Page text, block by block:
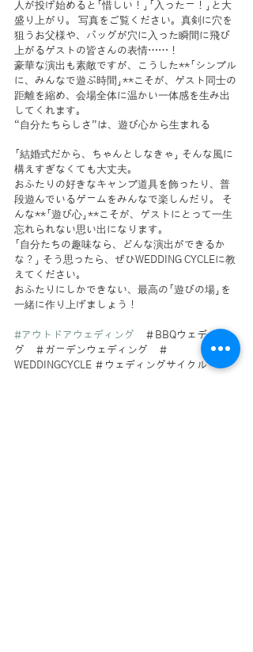
人が投げ始めると「惜しい！」「入ったー！」と大
盛り上がり。 写真をご覧ください。真剣に穴を
狙うお父様や、バッグが穴に入った瞬間に飛び
上がるゲストの皆さんの表情……！
豪華な演出も素敵ですが、こうした**「シンプル
に、みんなで遊ぶ時間」**こそが、ゲスト同士の
距離を縮め、会場全体に温かい一体感を生み出
してくれます。
“自分たちらしさ”は、遊び心から生まれる
「結婚式だから、ちゃんとしなきゃ」 そんな風に
構えすぎなくても大丈夫。
おふたりの好きなキャンプ道具を飾ったり、普
段遊んでいるゲームをみんなで楽しんだり。 そ
んな**「遊び心」**こそが、ゲストにとって一生
忘れられない思い出になります。
「自分たちの趣味なら、どんな演出ができるか
な？」 そう思ったら、ぜひWEDDING CYCLEに教
えてください。
おふたりにしかできない、最高の「遊びの場」を
一緒に作り上げましょう！
#アウトドアウェディング
＃BBQウェディン
グ　＃ガーデンウェディング　＃
WEDDINGCYCLE ＃ウェディングサイクル